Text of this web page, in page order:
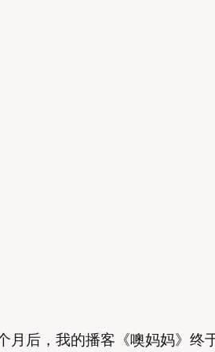
后，我的播客《噢妈妈》终